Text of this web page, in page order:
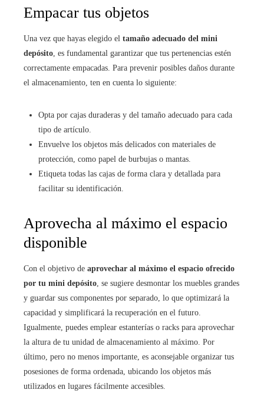
Empacar tus objetos
Una vez que hayas elegido el tamaño adecuado del mini
depósito, es fundamental garantizar que tus pertenencias estén
correctamente empacadas. Para prevenir posibles daños durante
el almacenamiento, ten en cuenta lo siguiente:
Opta por cajas duraderas y del tamaño adecuado para cada
tipo de artículo.
Envuelve los objetos más delicados con materiales de
protección, como papel de burbujas o mantas.
Etiqueta todas las cajas de forma clara y detallada para
facilitar su identificación.
Aprovecha al máximo el espacio
disponible
Con el objetivo de aprovechar al máximo el espacio ofrecido
por tu mini depósito, se sugiere desmontar los muebles grandes
y guardar sus componentes por separado, lo que optimizará la
capacidad y simplificará la recuperación en el futuro.
Igualmente, puedes emplear estanterías o racks para aprovechar
la altura de tu unidad de almacenamiento al máximo. Por
último, pero no menos importante, es aconsejable organizar tus
posesiones de forma ordenada, ubicando los objetos más
utilizados en lugares fácilmente accesibles.